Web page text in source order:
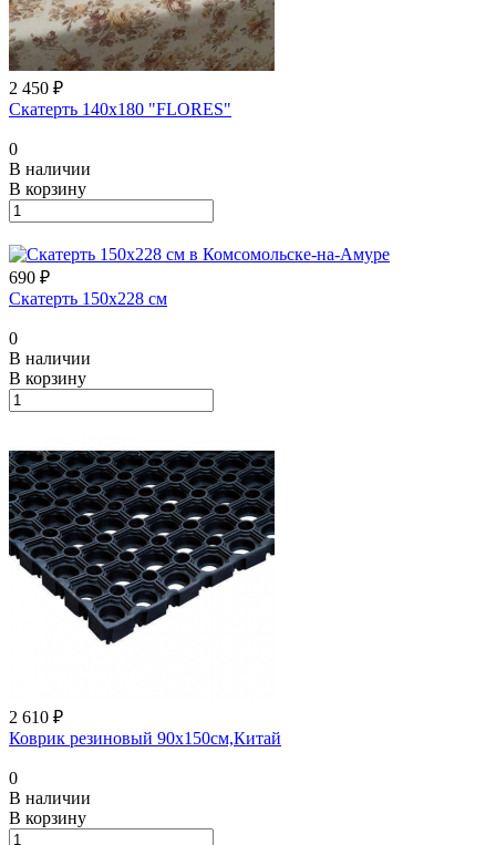
2 450 ₽
Скатерть 140х180 "FLORES"
0
В наличии
В корзину
690 ₽
Скатерть 150х228 см
0
В наличии
В корзину
2 610 ₽
Коврик резиновый 90х150см,Китай
0
В наличии
В корзину